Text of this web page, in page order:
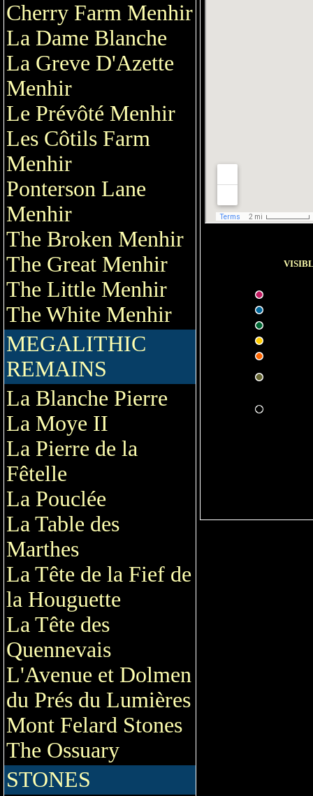
Cherry Farm Menhir
La Dame Blanche
La Greve D'Azette
Menhir
Le Prévôté Menhir
Les Côtils Farm
Menhir
Ponterson Lane
Menhir
The Broken Menhir
The Great Menhir
The Little Menhir
The White Menhir
MEGALITHIC
REMAINS
La Blanche Pierre
La Moye II
La Pierre de la
Fêtelle
La Pouclée
La Table des
Marthes
La Tête de la Fief de
la Houguette
La Tête des
Quennevais
L'Avenue et Dolmen
du Prés du Lumières
Mont Felard Stones
The Ossuary
STONES